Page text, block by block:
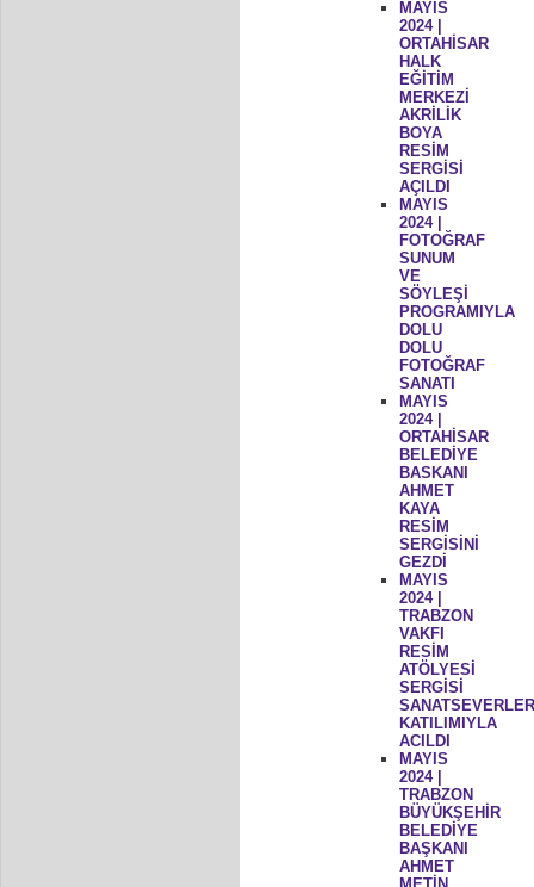
MAYIS
2024 |
ORTAHİSAR
HALK
EĞİTİM
MERKEZİ
AKRİLİK
BOYA
RESİM
SERGİSİ
AÇILDI
MAYIS
2024 |
FOTOĞRAF
SUNUM
VE
SÖYLEŞİ
PROGRAMIYLA
DOLU
DOLU
FOTOĞRAF
SANATI
MAYIS
2024 |
ORTAHİSAR
BELEDİYE
BASKANI
AHMET
KAYA
RESİM
SERGİSİNİ
GEZDİ
MAYIS
2024 |
TRABZON
VAKFI
RESİM
ATÖLYESİ
SERGİSİ
KATILIMIYLA
ACILDI
MAYIS
2024 |
TRABZON
BÜYÜKŞEHİR
BELEDİYE
BAŞKANI
AHMET